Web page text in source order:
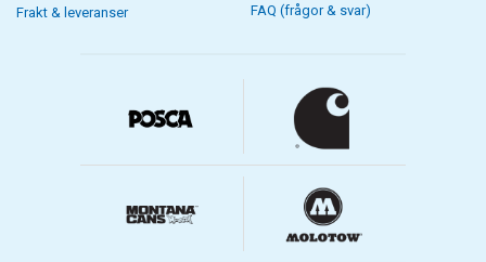
Frakt & leveranser
FAQ (frågor & svar)